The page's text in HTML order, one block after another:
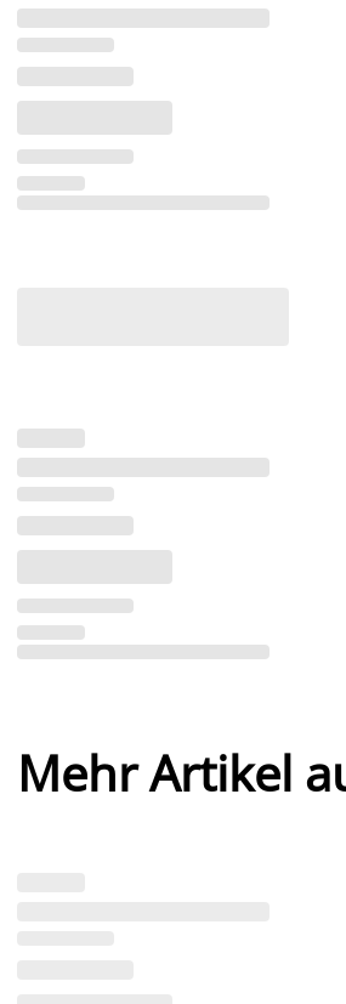
Mehr Artikel